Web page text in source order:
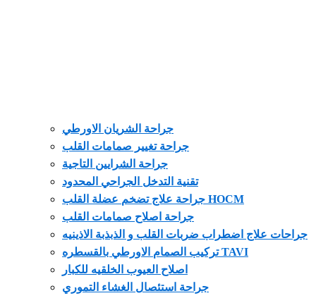
جراحة الشريان الاورطي
جراحة تغيير صمامات القلب
جراحة الشرايين التاجية
تقنية التدخل الجراحي المحدود
جراحة علاج تضخم عضلة القلب HOCM
جراحة اصلاح صمامات القلب
جراحات علاج اضطراب ضربات القلب و الذبذبة الاذينيه
تركيب الصمام الاورطي بالقسطره TAVI
اصلاح العيوب الخلقيه للكبار
جراحة استئصال الغشاء التموري